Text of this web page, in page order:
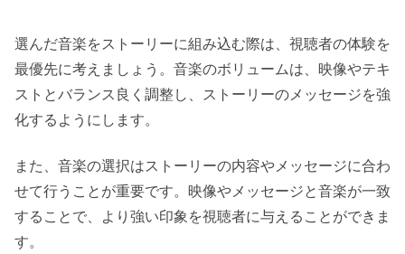
選んだ音楽をストーリーに組み込む際は、視聴者の体験を
最優先に考えましょう。音楽のボリュームは、映像やテキ
ストとバランス良く調整し、ストーリーのメッセージを強
化するようにします。
また、音楽の選択はストーリーの内容やメッセージに合わ
せて行うことが重要です。映像やメッセージと音楽が一致
することで、より強い印象を視聴者に与えることができま
す。